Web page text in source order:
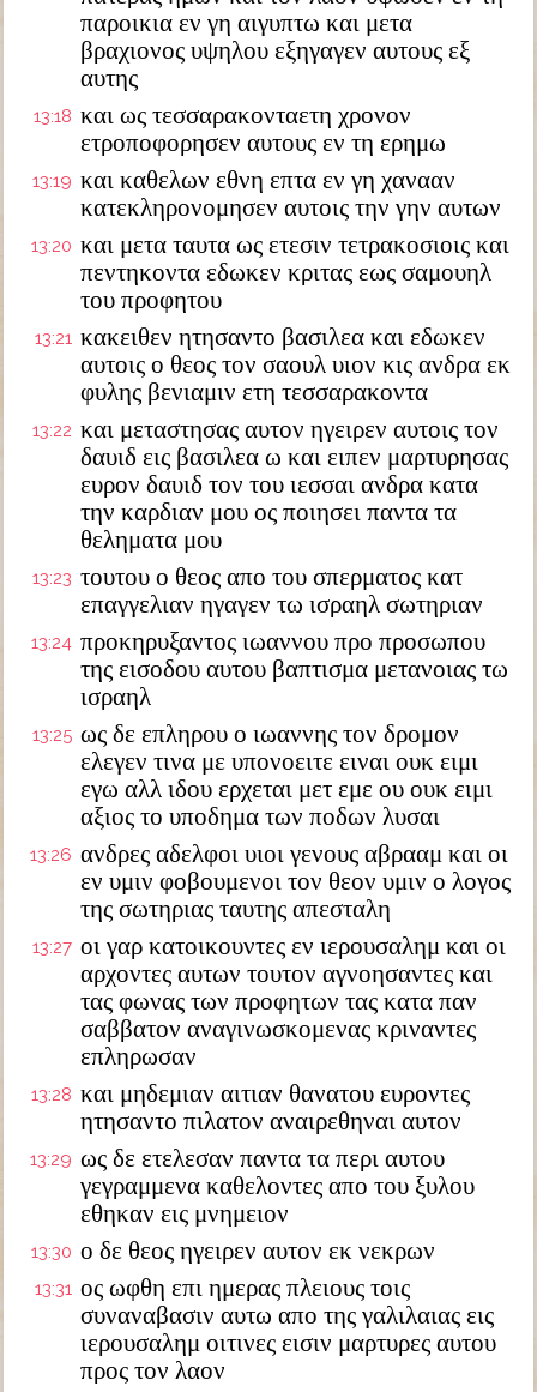
παροικια εν γη αιγυπτω και μετα
βραχιονος υψηλου εξηγαγεν αυτους εξ
αυτης
13:18 και ως τεσσαρακονταετη χρονον
ετροποφορησεν αυτους εν τη ερημω
13:19 και καθελων εθνη επτα εν γη χανααν
κατεκληρονομησεν αυτοις την γην αυτων
13:20 και μετα ταυτα ως ετεσιν τετρακοσιοις και
πεντηκοντα εδωκεν κριτας εως σαμουηλ
του προφητου
13:21 κακειθεν ητησαντο βασιλεα και εδωκεν
αυτοις ο θεος τον σαουλ υιον κις ανδρα εκ
φυλης βενιαμιν ετη τεσσαρακοντα
13:22 και μεταστησας αυτον ηγειρεν αυτοις τον
δαυιδ εις βασιλεα ω και ειπεν μαρτυρησας
ευρον δαυιδ τον του ιεσσαι ανδρα κατα
την καρδιαν μου ος ποιησει παντα τα
θεληματα μου
13:23 τουτου ο θεος απο του σπερματος κατ
επαγγελιαν ηγαγεν τω ισραηλ σωτηριαν
13:24 προκηρυξαντος ιωαννου προ προσωπου
της εισοδου αυτου βαπτισμα μετανοιας τω
ισραηλ
13:25 ως δε επληρου ο ιωαννης τον δρομον
ελεγεν τινα με υπονοειτε ειναι ουκ ειμι
εγω αλλ ιδου ερχεται μετ εμε ου ουκ ειμι
αξιος το υποδημα των ποδων λυσαι
13:26 ανδρες αδελφοι υιοι γενους αβρααμ και οι
εν υμιν φοβουμενοι τον θεον υμιν ο λογος
της σωτηριας ταυτης απεσταλη
13:27 οι γαρ κατοικουντες εν ιερουσαλημ και οι
αρχοντες αυτων τουτον αγνοησαντες και
τας φωνας των προφητων τας κατα παν
σαββατον αναγινωσκομενας κριναντες
επληρωσαν
13:28 και μηδεμιαν αιτιαν θανατου ευροντες
ητησαντο πιλατον αναιρεθηναι αυτον
13:29 ως δε ετελεσαν παντα τα περι αυτου
γεγραμμενα καθελοντες απο του ξυλου
εθηκαν εις μνημειον
13:30 ο δε θεος ηγειρεν αυτον εκ νεκρων
13:31 ος ωφθη επι ημερας πλειους τοις
συναναβασιν αυτω απο της γαλιλαιας εις
ιερουσαλημ οιτινες εισιν μαρτυρες αυτου
προς τον λαον